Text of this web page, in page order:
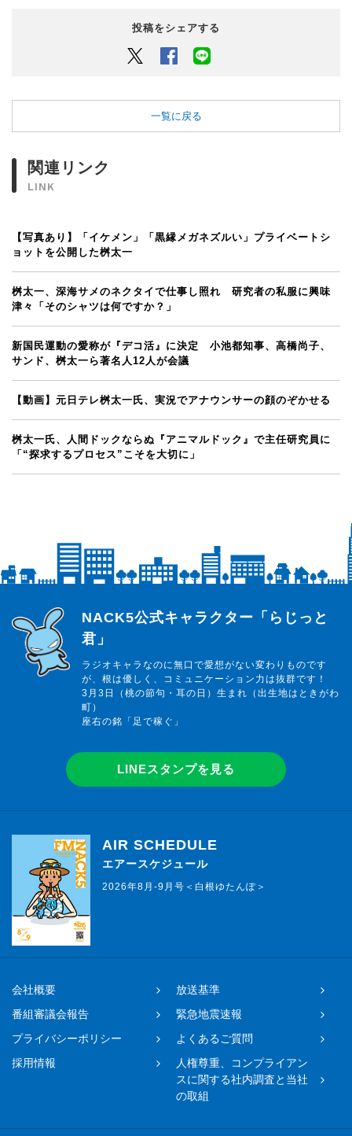
投稿をシェアする
Twitter Facebook
一覧に戻る
関連リンク
LINK
【写真あり】「イケメン」「黒縁メガネズルい」プライベートシ
ョットを公開した桝太一
桝太一、深海サメのネクタイで仕事し照れ 研究者の私服に興味
津々「そのシャツは何ですか？」
新国民運動の愛称が『デコ活』に決定 小池都知事、高橋尚子、
サンド、桝太一ら著名人12人が会議
【動画】元日テレ桝太一氏、実況でアナウンサーの顔のぞかせる
桝太一氏、人間ドックならぬ『アニマルドック』で主任研究員に
「“探求するプロセス”こそを大切に」
らじっと君
NACK5公式キャラクター「らじっと
君」
ラジオキャラなのに無口で愛想がない変わりものです
が、根は優しく、コミュニケーション力は抜群です！
3月3日（桃の節句・耳の日）生まれ（出生地はときがわ
町）
座右の銘「足で稼ぐ」
LINEスタンプを見る
AIR SCHEDULE
エアースケジュール
2026年8月-9月号＜白根ゆたんぽ＞
会社概要
放送基準
番組審議会報告
緊急地震速報
プライバシーポリシー
よくあるご質問
採用情報
人権尊重、コンプライアン
スに関する社内調査と当社
の取組